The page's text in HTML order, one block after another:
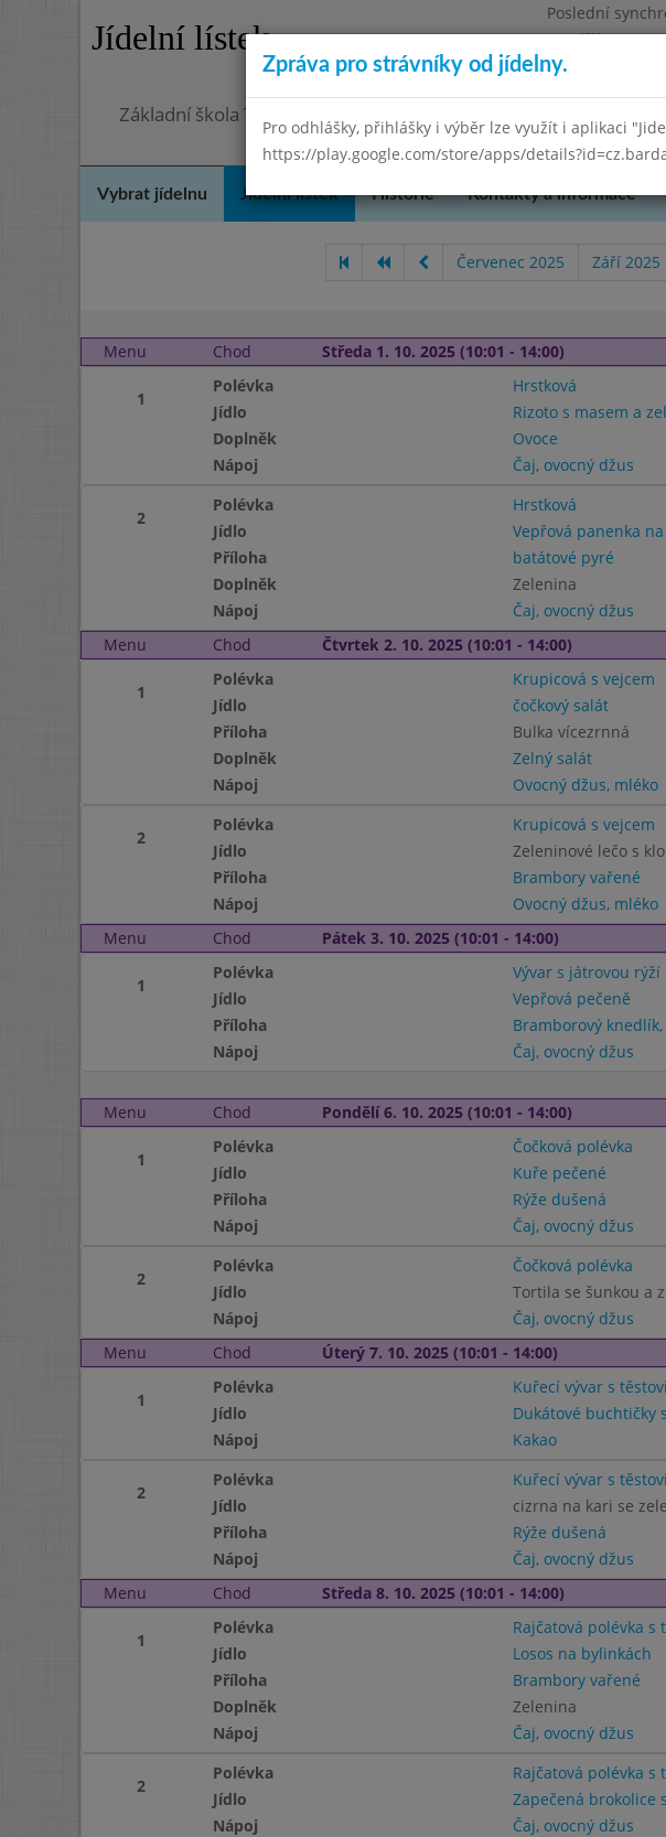
Jídelní lístek
Poslední
Pondělí
Omezení
Základní škola Terezín, okres Litoměřice
Vybrat jídelnu Jídelní lístek Historie Kontakty a informace
Červenec 2025 Září 2025
Menu
Chod Středa 1. 10. 2025 (10:01 - 14:00)
1
Polévka Hrstková
Jídlo
Rizoto s masem a
Doplněk
Ovoce
Nápoj
Čaj, ovocný džus
2
Polévka Hrstková
Jídlo
Vepřová panenka
Příloha
batátové pyré
Doplněk
Zelenina
Nápoj
Čaj, ovocný džus
Menu
Chod Čtvrtek 2. 10. 2025 (10:01 - 14:00)
1
Polévka Krupicová s vejcem
Jídlo
čočkový salát
Příloha
Bulka vícezrnná
Doplněk
Zelný salát
Nápoj
Ovocný džus, mléko
2
Polévka Krupicová s vejcem
Jídlo
Zeleninové lečo s
Příloha
Brambory vařené
Nápoj
Ovocný džus, mléko
Menu
Chod Pátek 3. 10. 2025 (10:01 - 14:00)
1
Polévka Vývar s játrovou rýží
Jídlo
Vepřová pečeně
Příloha
Bramborový
Nápoj
Čaj, ovocný džus
Menu
Chod Pondělí 6. 10. 2025 (10:01 - 14:00)
1
Polévka Čočková polévka
Jídlo
Kuře pečené
Příloha
Rýže dušená
Nápoj
Čaj, ovocný džus
2
Polévka Čočková polévka
Jídlo
Tortila se šunkou a
Nápoj
Čaj, ovocný džus
Menu
Chod Úterý 7. 10. 2025 (10:01 - 14:00)
1
Polévka Kuřecí vývar s
Jídlo
Dukátové buchtičky
Nápoj
Kakao
2
Polévka Kuřecí vývar s
Jídlo
cizrna na kari se
Příloha
Rýže dušená
Nápoj
Čaj, ovocný džus
Menu
Chod Středa 8. 10. 2025 (10:01 - 14:00)
1
Polévka Rajčatová polévka s
Jídlo
Losos na bylinkách
Příloha
Brambory vařené
Doplněk
Zelenina
Nápoj
Čaj, ovocný džus
2
Polévka Rajčatová polévka s
Jídlo
Zapečená brokolice
Nápoj
Čaj, ovocný džus
Zpráva pro strávníky od jídelny.
Pro odhlášky, přihlášky i výběr lze využít i aplikaci
https://play.google.com/store/apps/